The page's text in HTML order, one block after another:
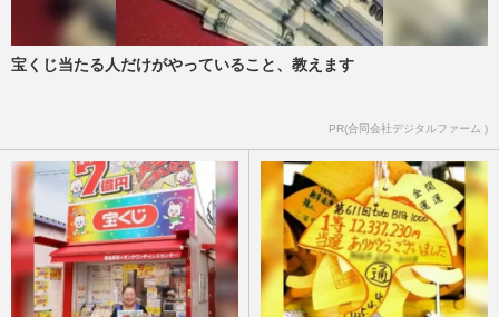
宝くじ当たる人だけがやっていること、教えます
PR(合同会社デジタルファーム )